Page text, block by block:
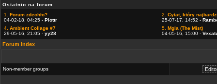
Ostatnio na forum
1. Forum zdechło?
04-02-18, 04:25 - Piottr
2. Cytat, który
25-07-17, 14:52 -
4. Ambient Collage #7
29-05-16, 21:05 - yy28
5. Mgla (The Mist)
04-05-16, 15:00 -
Forum Index
Non-member groups